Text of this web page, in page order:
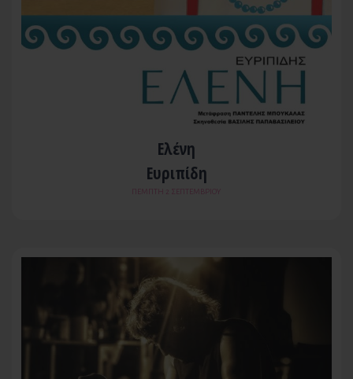
Ελένη
Ευριπίδη
ΠΈΜΠΤΗ 2 ΣΕΠΤΕΜΒΡΊΟΥ